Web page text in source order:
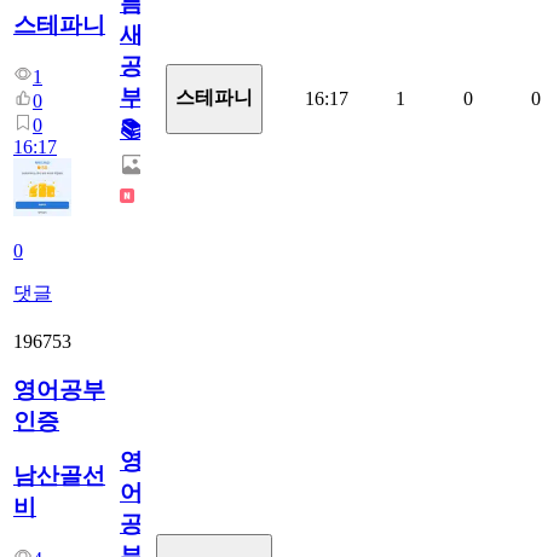
스테파니
1
0
0
16:17
0
댓글
새
공
부!
📚
스테파니 16:17 1 0 0
196753
영어공부
인증
남산골선
비
영
어
공